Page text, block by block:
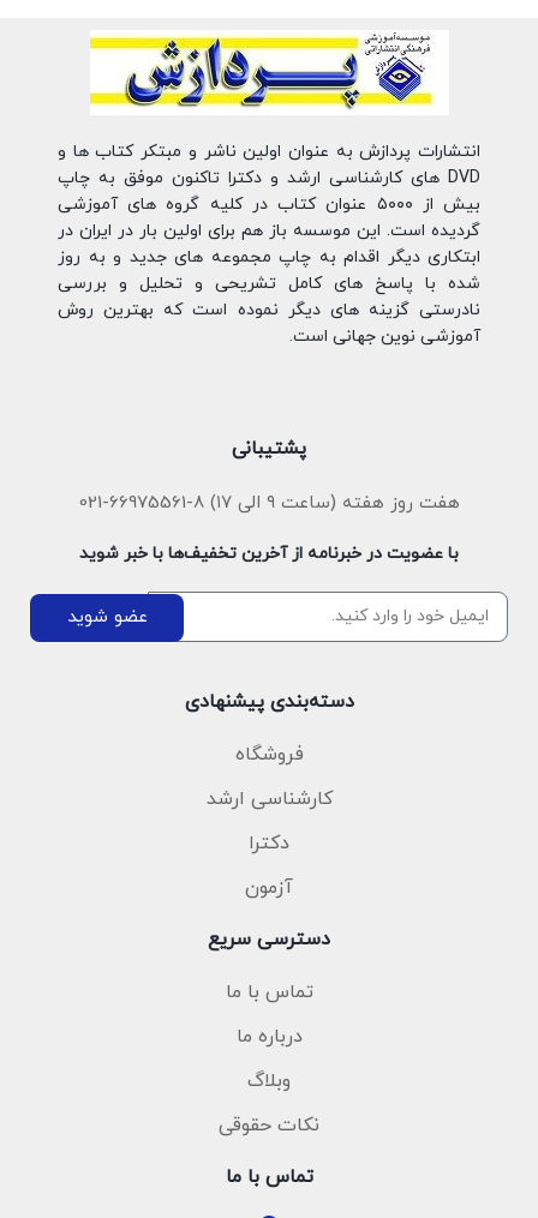
انتشارات پردازش به عنوان اولین ناشر و مبتکر کتاب ها و
DVD های کارشناسی ارشد و دکترا تاکنون موفق به چاپ
بیش از ۵۰۰۰ عنوان کتاب در کلیه گروه های آموزشی
گردیده است. این موسسه باز هم برای اولین بار در ایران در
ابتکاری دیگر اقدام به چاپ مجموعه های جدید و به روز
شده با پاسخ های کامل تشریحی و تحلیل و بررسی
نادرستی گزینه های دیگر نموده است که بهترین روش
آموزشی نوین جهانی است.
پشتیبانی
هفت روز هفته (ساعت ۹ الی ۱۷) 8-66975561-021
با عضویت در خبرنامه از آخرین تخفیف‌ها با خبر شوید
عضو شوید
دسته‌بندی پیشنهادی
فروشگاه
کارشناسی ارشد
دکترا
آزمون
دسترسی سریع
تماس با ما
درباره ما
وبلاگ
نکات حقوقی
تماس با ما